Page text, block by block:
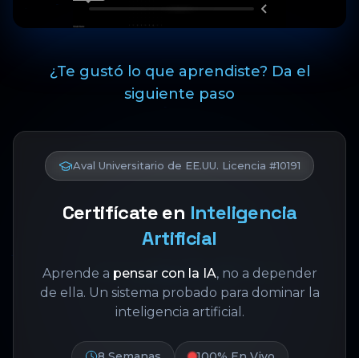
¿Te gustó lo que aprendiste? Da el
siguiente paso
Aval Universitario de EE.UU. Licencia #10191
Certifícate en Inteligencia
Artificial
Aprende a pensar con la IA, no a depender
de ella. Un sistema probado para dominar la
inteligencia artificial.